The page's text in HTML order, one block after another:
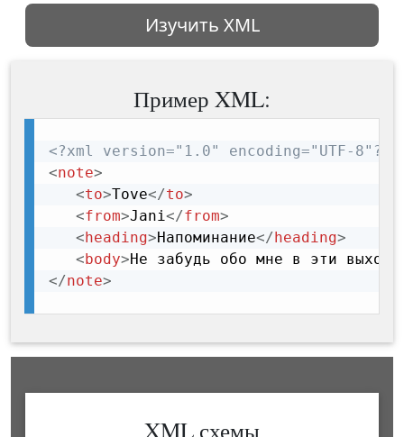
Изучить XML
Пример XML:
<?xml version="1.0" encoding="UTF-8"?>
<note>
<to>Tove</to>
<from>Jani</from>
<heading>Напоминание</heading>
<body>Не забудь обо мне в эти
</note>
XML схемы